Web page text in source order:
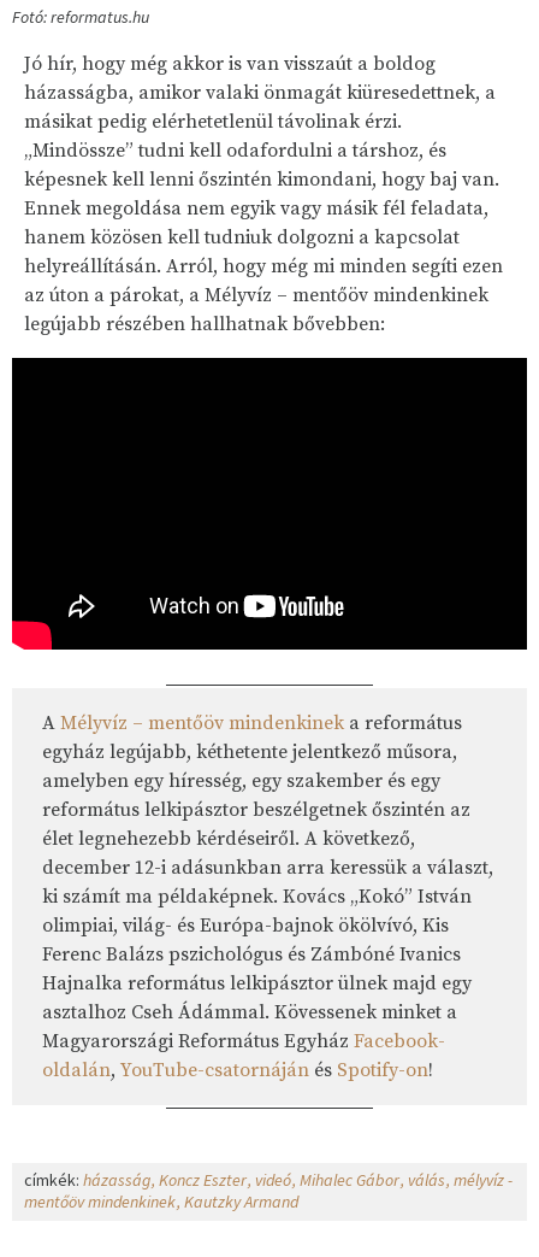
Fotó: reformatus.hu
Jó hír, hogy még akkor is van visszaút a boldog
házasságba, amikor valaki önmagát kiüresedettnek, a
másikat pedig elérhetetlenül távolinak érzi.
„Mindössze” tudni kell odafordulni a társhoz, és
képesnek kell lenni őszintén kimondani, hogy baj van.
Ennek megoldása nem egyik vagy másik fél feladata,
hanem közösen kell tudniuk dolgozni a kapcsolat
helyreállításán. Arról, hogy még mi minden segíti ezen
az úton a párokat, a Mélyvíz – mentőöv mindenkinek
legújabb részében hallhatnak bővebben:
A Mélyvíz – mentőöv mindenkinek a református
egyház legújabb, kéthetente jelentkező műsora,
amelyben egy híresség, egy szakember és egy
református lelkipásztor beszélgetnek őszintén az
élet legnehezebb kérdéseiről. A következő,
december 12-i adásunkban arra keressük a választ,
ki számít ma példaképnek. Kovács „Kokó” István
olimpiai, világ- és Európa-bajnok ökölvívó, Kis
Ferenc Balázs pszichológus és Zámbóné Ivanics
Hajnalka református lelkipásztor ülnek majd egy
asztalhoz Cseh Ádámmal. Kövessenek minket a
Magyarországi Református Egyház Facebook-
oldalán, YouTube-csatornáján és Spotify-on!
címkék: házasság Koncz Eszter videó Mihalec Gábor válás mélyvíz -
mentőöv mindenkinek Kautzky Armand